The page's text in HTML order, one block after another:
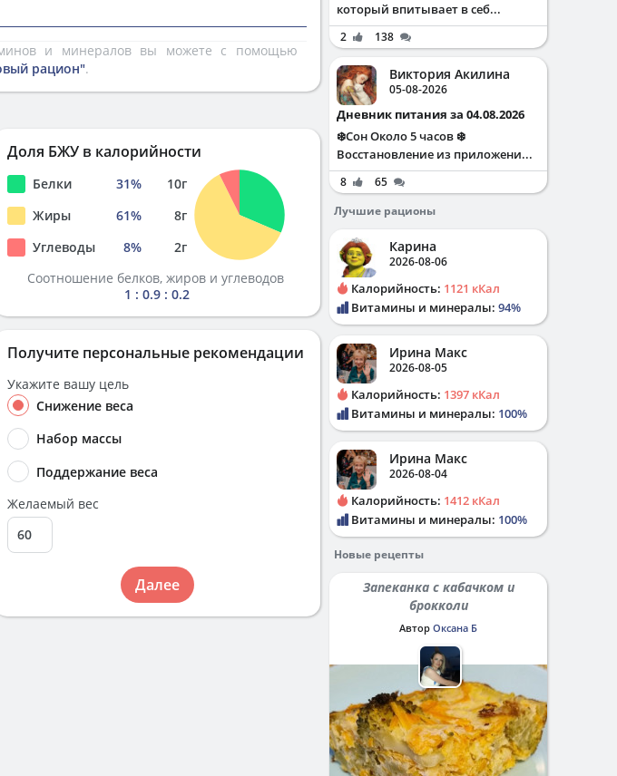
и минералов вы можете с помощью
рацион".
Доля БЖУ в калорийности
Белки 31% 10г
Жиры
61% 8г
Углеводы
8% 2г
Соотношение белков, жиров и углеводов
1 : 0.9 : 0.2
Получите персональные рекомендации
Укажите вашу цель
Снижение веса
Набор массы
Поддержание веса
Желаемый вес
Далее
который впитывает в себ...
2 138
Виктория Акилина
05-08-2026
Дневник питания за 04.08.2026
❄️Сон Около 5 часов ❄️
Восстановление из приложени...
8
65
Лучшие рационы
Карина
2026-08-06
Калорийность: 1121 кКал
Витамины и минералы: 94%
Ирина Макс
2026-08-05
Калорийность: 1397 кКал
Витамины и минералы: 100%
Ирина Макс
2026-08-04
Калорийность: 1412 кКал
Витамины и минералы: 100%
Новые рецепты
Запеканка с кабачком и
брокколи
Автор Оксана Б